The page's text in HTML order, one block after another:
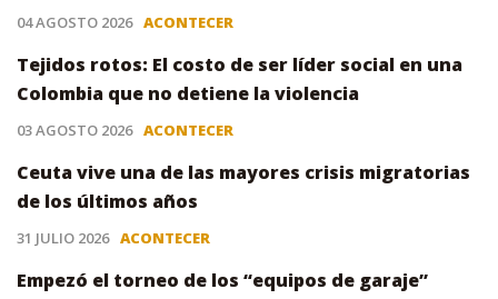
04 AGOSTO 2026 ACONTECER
Tejidos rotos: El costo de ser líder social en una
Colombia que no detiene la violencia
03 AGOSTO 2026 ACONTECER
Ceuta vive una de las mayores crisis migratorias
de los últimos años
31 JULIO 2026 ACONTECER
Empezó el torneo de los “equipos de garaje”